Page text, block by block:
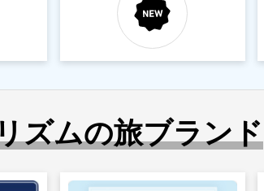
ズムの旅ブランド